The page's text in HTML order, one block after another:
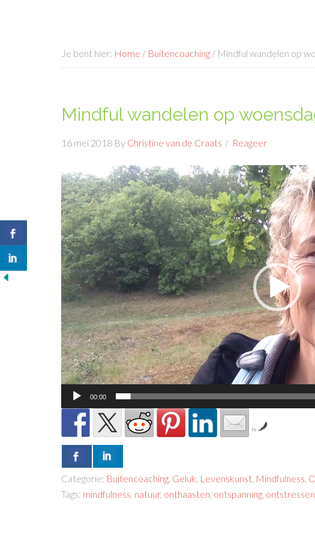
Je bent hier: Home / Buitencoaching / Mindful wandelen op
Mindful wandelen op
16 mei 2018 By Christine van de Craats Reageer
Videospeler
00:00
by
Categorie: Buitencoaching Geluk Levenskunst Mindfulness
Tags: mindfulness natuur, onthaasten ontspanning ontstressen